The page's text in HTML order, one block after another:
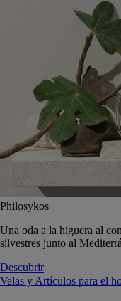
Philosykos
Una oda a la higuera al
silvestres junto al
Descubrir
Velas y Artículos para el